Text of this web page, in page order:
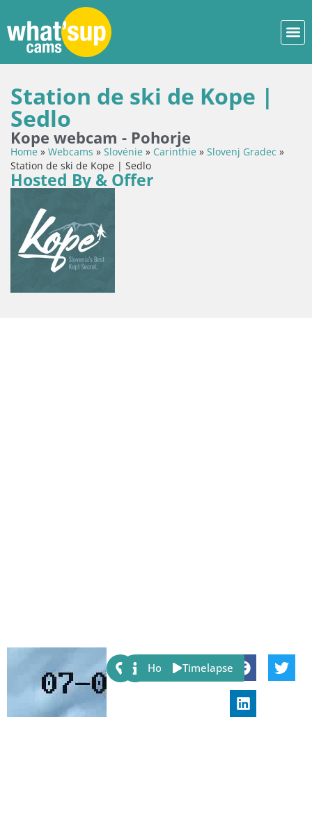
Station de ski de Kope |
Sedlo
Kope webcam - Pohorje
Home » Webcams » Slovénie » Carinthie » Slovenj Gradec »
Station de ski de Kope | Sedlo
Hosted By & Offer
Share:
Host Timelapse